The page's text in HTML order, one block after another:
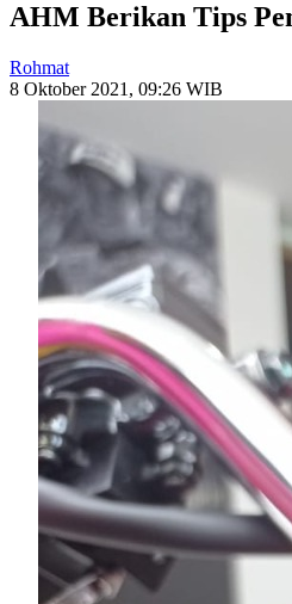
AHM Berikan Tips
Rohmat
8 Oktober 2021, 09:26 WIB